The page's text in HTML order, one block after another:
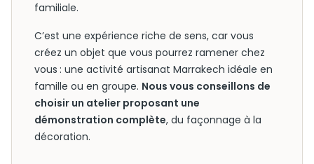
familiale.
C’est une expérience riche de sens, car vous
créez un objet que vous pourrez ramener chez
vous : une activité artisanat Marrakech idéale en
famille ou en groupe. Nous vous conseillons de
choisir un atelier proposant une
démonstration complète, du façonnage à la
décoration.